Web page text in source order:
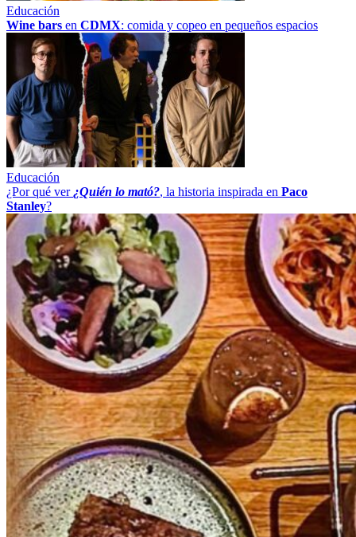
Educación
Wine bars en CDMX: comida y copeo en pequeños espacios
Educación
¿Por qué ver ¿Quién lo mató?, la historia inspirada en Paco
Stanley?